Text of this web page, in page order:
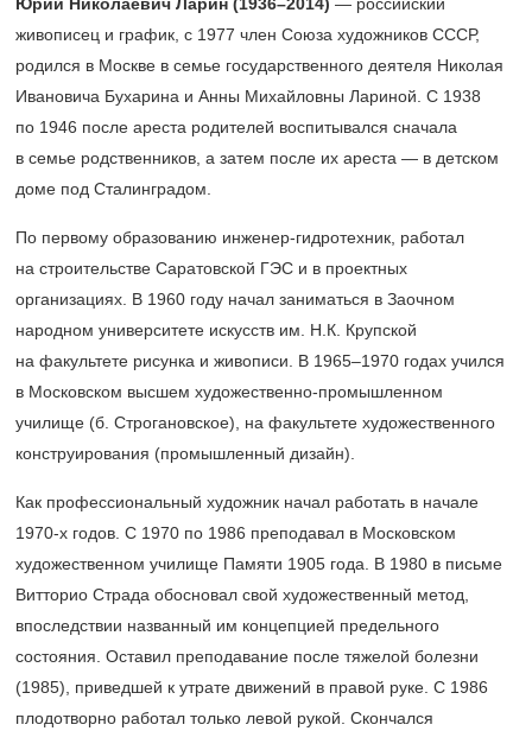
живописец и график, с 1977 член Союза художников СССР,
родился в Москве в семье государственного деятеля Николая
Ивановича Бухарина и Анны Михайловны Лариной. С 1938
по 1946 после ареста родителей воспитывался сначала
в семье родственников, а затем после их ареста — в детском
доме под Сталинградом.
По первому образованию инженер-гидротехник, работал
на строительстве Саратовской ГЭС и в проектных
организациях. В 1960 году начал заниматься в Заочном
народном университете искусств им. Н.К. Крупской
на факультете рисунка и живописи. В 1965–1970 годах учился
в Московском высшем художественно-промышленном
училище (б. Строгановское), на факультете художественного
конструирования (промышленный дизайн).
Как профессиональный художник начал работать в начале
1970-х годов. С 1970 по 1986 преподавал в Московском
художественном училище Памяти 1905 года. В 1980 в письме
Витторио Страда обосновал свой художественный метод,
впоследствии названный им концепцией предельного
состояния. Оставил преподавание после тяжелой болезни
(1985), приведшей к утрате движений в правой руке. С 1986
плодотворно работал только левой рукой. Скончался